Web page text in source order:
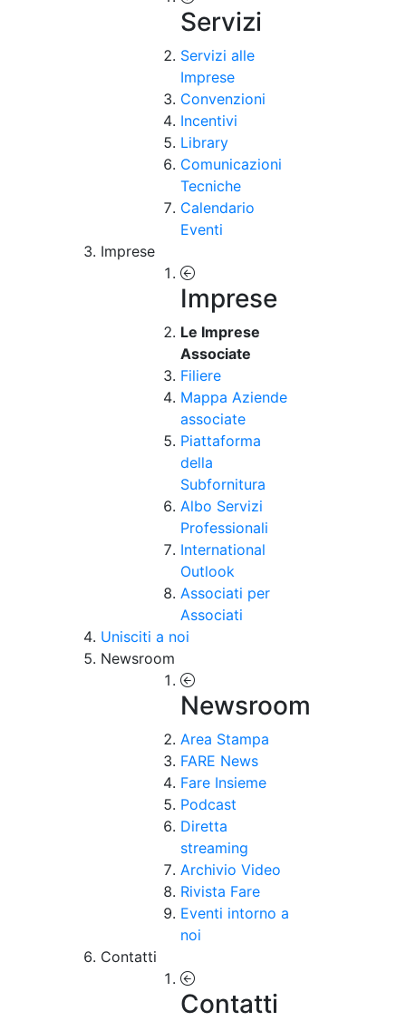
Servizi
Servizi alle
Imprese
Convenzioni
Incentivi
Library
Comunicazioni
Tecniche
Calendario
Eventi
Imprese
Imprese
Le Imprese
Associate
Filiere
Mappa Aziende
associate
Piattaforma
della
Subfornitura
Albo Servizi
Professionali
International
Outlook
Associati per
Associati
Unisciti a noi
Newsroom
Newsroom
Area Stampa
FARE News
Fare Insieme
Podcast
Diretta
streaming
Archivio Video
Rivista Fare
Eventi intorno a
noi
Contatti
Contatti